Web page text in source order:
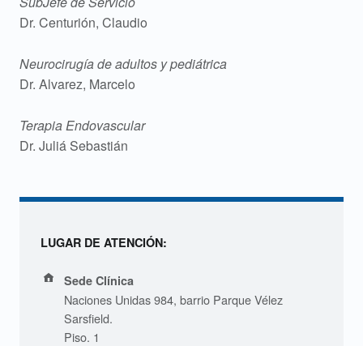
Dr. Centurión, Claudio
Neurocirugía de adultos y pediátrica
Dr. Alvarez, Marcelo
Terapia Endovascular
Dr. Juliá Sebastián
LUGAR DE ATENCIÓN:
Address:
Sede Clínica
Naciones Unidas 984, barrio Parque Vélez
Sarsfield.
Piso. 1